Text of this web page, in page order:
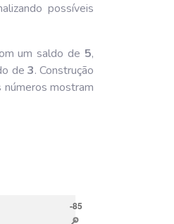
possíveis
um saldo de 5,
de 3. Construção
números mostram